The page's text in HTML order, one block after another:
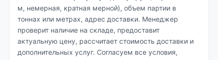
м, немерная, кратная мерной), объем партии в
тоннах или метрах, адрес доставки. Менеджер
проверит наличие на складе, предоставит
актуальную цену, рассчитает стоимость доставки и
дополнительных услуг. Согласуем все условия,